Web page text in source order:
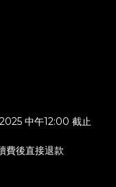
中午12:00 截止
費後直接退款